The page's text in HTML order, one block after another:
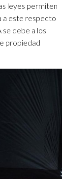
leyes permiten
a este respecto
se debe a los
propiedad